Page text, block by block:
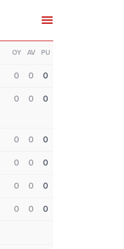
OY AV PU
0 0 0
0 0 0
0 0 0
0 0 0
0 0 0
0 0 0